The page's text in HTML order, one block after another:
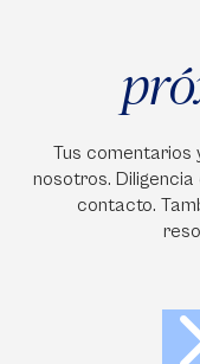
Tus comentarios
nosotros.
contacto.